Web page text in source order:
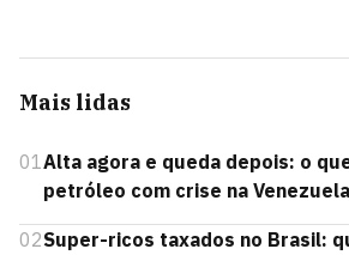
Mais lidas
01Alta agora e queda depois: o
petróleo com crise na Venezuela
02Super-ricos taxados no Brasil: